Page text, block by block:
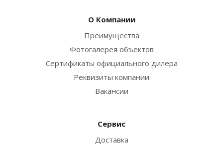
О Компании
Преимущества
Фотогалерея объектов
Сертификаты официального дилера
Реквизиты компании
Вакансии
Сервис
Доставка